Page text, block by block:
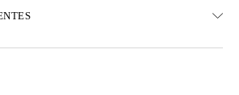
exprés también están disponibles